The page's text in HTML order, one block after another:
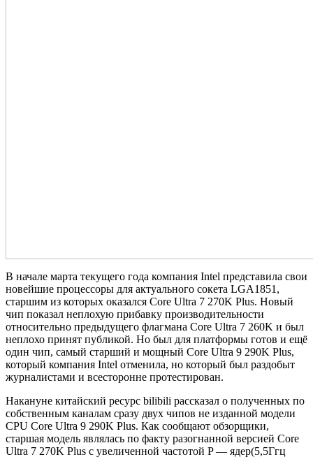
В начале марта текущего года компания Intel представила свои
новейшие процессоры для актуального сокета LGA1851,
старшим из которых оказался Core Ultra 7 270K Plus. Новый
чип показал неплохую прибавку производительности
относительно предыдущего флагмана Core Ultra 7 260K и был
неплохо принят публикой. Но был для платформы готов и ещё
один чип, самый старший и мощный Core Ultra 9 290K Plus,
который компания Intel отменила, но который был раздобыт
журналистами и всесторонне протестирован.
Накануне китайский ресурс bilibili рассказал о полученных по
собственным каналам сразу двух чипов не изданной модели
CPU Core Ultra 9 290K Plus. Как сообщают обзорщики,
старшая модель являлась по факту разогнанной версией Core
Ultra 7 270K Plus с увеличенной частотой P — ядер(5,5Ггц